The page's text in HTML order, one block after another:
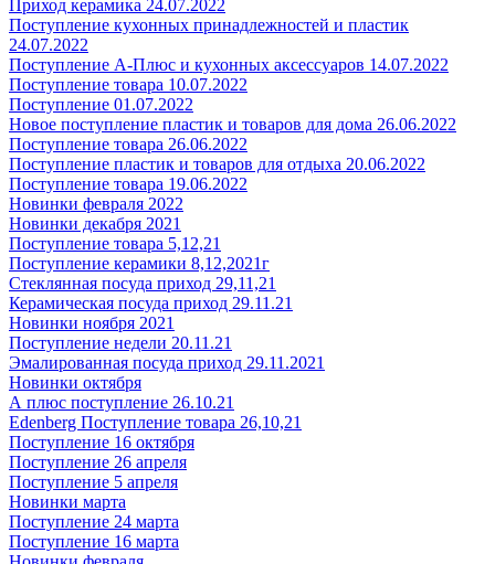
Приход керамика 24.07.2022
Поступление кухонных принадлежностей и пластик
24.07.2022
Поступление А-Плюс и кухонных аксессуаров 14.07.2022
Поступление товара 10.07.2022
Поступление 01.07.2022
Новое поступление пластик и товаров для дома 26.06.2022
Поступление товара 26.06.2022
Поступление пластик и товаров для отдыха 20.06.2022
Поступление товара 19.06.2022
Новинки февраля 2022
Новинки декабря 2021
Поступление товара 5,12,21
Поступление керамики 8,12,2021г
Стеклянная посуда приход 29,11,21
Керамическая посуда приход 29.11.21
Новинки ноября 2021
Поступление недели 20.11.21
Эмалированная посуда приход 29.11.2021
Новинки октября
А плюс поступление 26.10.21
Edenberg Поступление товара 26,10,21
Поступление 16 октября
Поступление 26 апреля
Поступление 5 апреля
Новинки марта
Поступление 24 марта
Поступление 16 марта